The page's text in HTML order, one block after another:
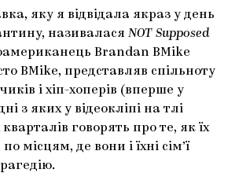
яку я відвідала якраз у день
називалася NOTSupposed
Brandan BMike
BMike, представляв спільноту
і хіп-хоперів (вперше у
з яких у відеокліпі на тлі
говорять про те, як їх
місцям, де вони і їхні сім’ї